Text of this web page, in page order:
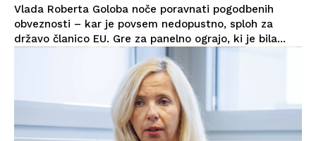
Vlada Roberta Goloba noče poravnati pogodbenih
obveznosti – kar je povsem nedopustno, sploh za
državo članico EU. Gre za panelno ograjo, ki je bila...